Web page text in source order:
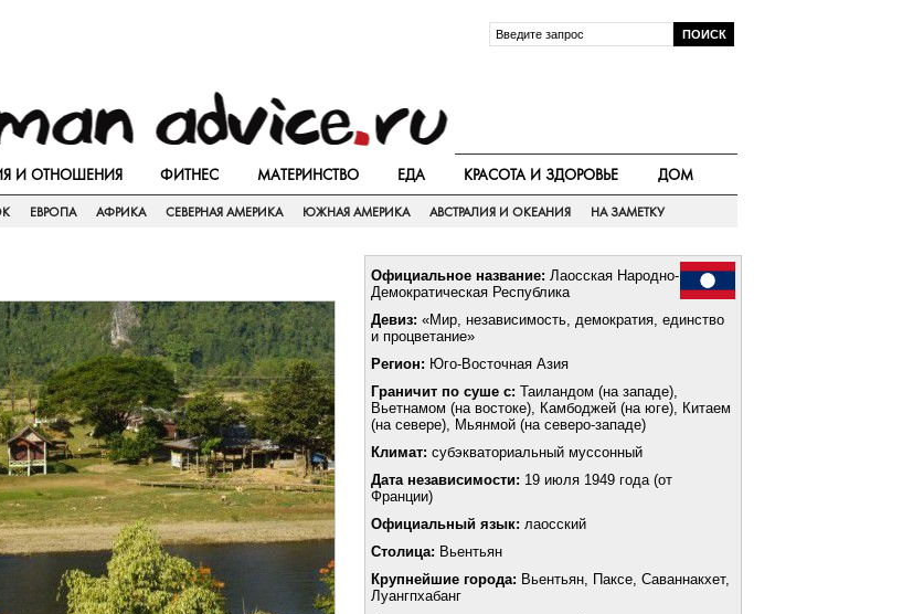
И ОТНОШЕНИЯ ФИТНЕС МАТЕРИНСТВО ЕДА КРАСОТА И ЗДОРОВЬЕ ДОМ
ЕВРОПА АФРИКА СЕВЕРНАЯ АМЕРИКА ЮЖНАЯ АМЕРИКА АВСТРАЛИЯ И ОКЕАНИЯ НА ЗАМЕТКУ
Официальное название: Лаосская Народно-
Демократическая Республика
Девиз: «Мир, независимость, демократия, единство
и процветание»
Регион: Юго-Восточная Азия
Граничит по суше с: Таиландом (на западе),
Вьетнамом (на востоке), Камбоджей (на юге), Китаем
(на севере), Мьянмой (на северо-западе)
Климат: субэкваториальный муссонный
Дата независимости: 19 июля 1949 года (от
Франции)
Официальный язык: лаосский
Столица: Вьентьян
Крупнейшие города: Вьентьян, Паксе, Саваннакхет,
Луангпхабанг